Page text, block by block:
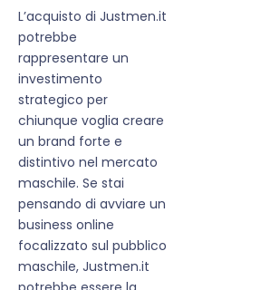
L’acquisto di Justmen.it
potrebbe
rappresentare un
investimento
strategico per
chiunque voglia creare
un brand forte e
distintivo nel mercato
maschile. Se stai
pensando di avviare un
business online
focalizzato sul pubblico
maschile, Justmen.it